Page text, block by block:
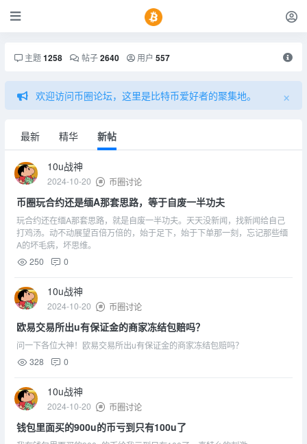
主题1258 帖子2640 用户 557
欢迎访问币圈论坛，这里是比特币爱好者的聚集地。 ×
最新 精华 新帖
10u战神
2024-10-20 币圈讨论
币圈玩合约还是缅A那套思路，等于自废一半功夫
玩合约还在缅A那套思路，就是自废一半功夫。天天没新闻，找新闻给自己
打鸡汤。动不动展望百倍万倍的，始于足下，始于下单那一刻，忘记那些缅
A的坏毛病，坏思维。
250
0
10u战神
2024-10-20 币圈讨论
欧易交易所出u有保证金的商家冻结包赔吗？
问一下各位大神！欧易交易所出u有保证金的商家冻结包赔吗？
328
0
10u战神
2024-10-20 币圈讨论
钱包里面买的900u的币亏到只有100u了